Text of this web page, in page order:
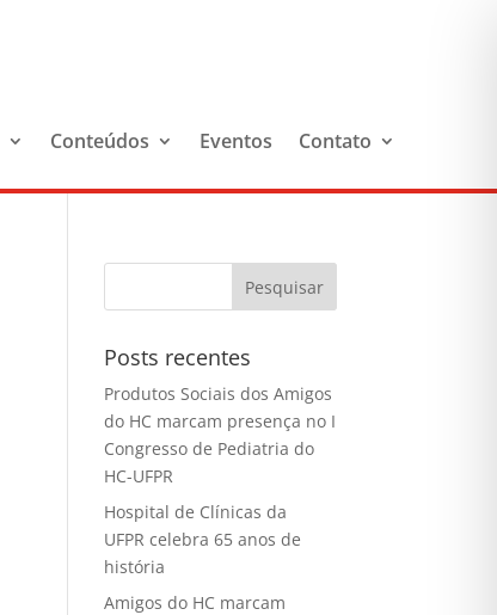
Conteúdos Eventos Contato
Posts recentes
Produtos Sociais dos Amigos
do HC marcam presença no I
Congresso de Pediatria do
HC-UFPR
Hospital de Clínicas da
UFPR celebra 65 anos de
história
Amigos do HC marcam